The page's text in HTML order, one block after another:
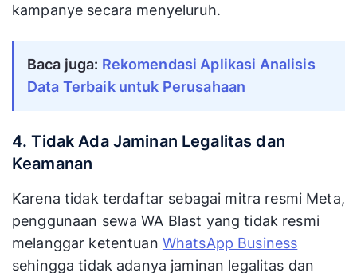
kampanye secara menyeluruh.
Baca juga: Rekomendasi Aplikasi Analisis
Data Terbaik untuk Perusahaan
4. Tidak Ada Jaminan Legalitas dan
Keamanan
Karena tidak terdaftar sebagai mitra resmi Meta,
penggunaan sewa WA Blast yang tidak resmi
melanggar ketentuan WhatsApp Business
sehingga tidak adanya jaminan legalitas dan